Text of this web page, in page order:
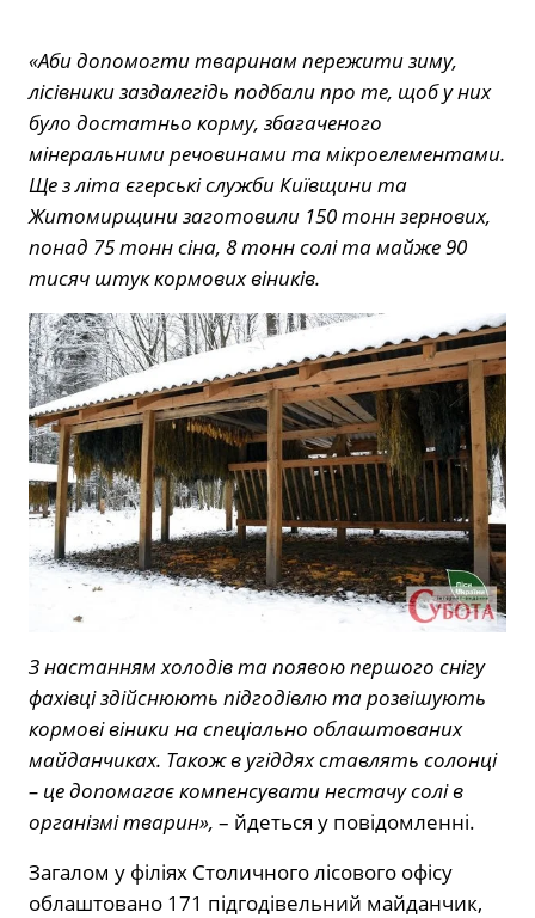
«Аби допомогти тваринам пережити зиму,
лісівники заздалегідь подбали про те, щоб у них
було достатньо корму, збагаченого
мінеральними речовинами та мікроелементами.
Ще з літа єгерські служби Київщини та
Житомирщини заготовили 150 тонн зернових,
понад 75 тонн сіна, 8 тонн солі та майже 90
тисяч штук кормових віників.
З настанням холодів та появою першого снігу
фахівці здійснюють підгодівлю та розвішують
кормові віники на спеціально облаштованих
майданчиках. Також в угіддях ставлять солонці
– це допомагає компенсувати нестачу солі в
організмі тварин», – йдеться у повідомленні.
Загалом у філіях Столичного лісового офісу
облаштовано 171 підгодівельний майданчик,